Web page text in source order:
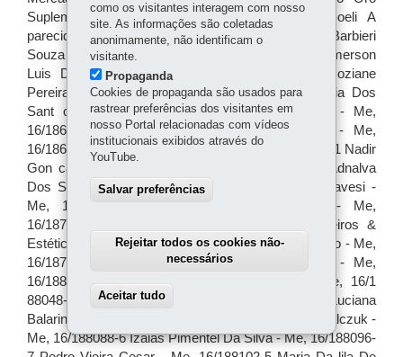
como os visitantes interagem com nosso
site. As informações são coletadas
anonimamente, não identificam o
visitante.
Propaganda
Cookies de propaganda são usados para
rastrear preferências dos visitantes em
nosso Portal relacionadas com vídeos
institucionais exibidos através do
YouTube.
Salvar preferências
Rejeitar todos os cookies não-
necessários
Aceitar tudo